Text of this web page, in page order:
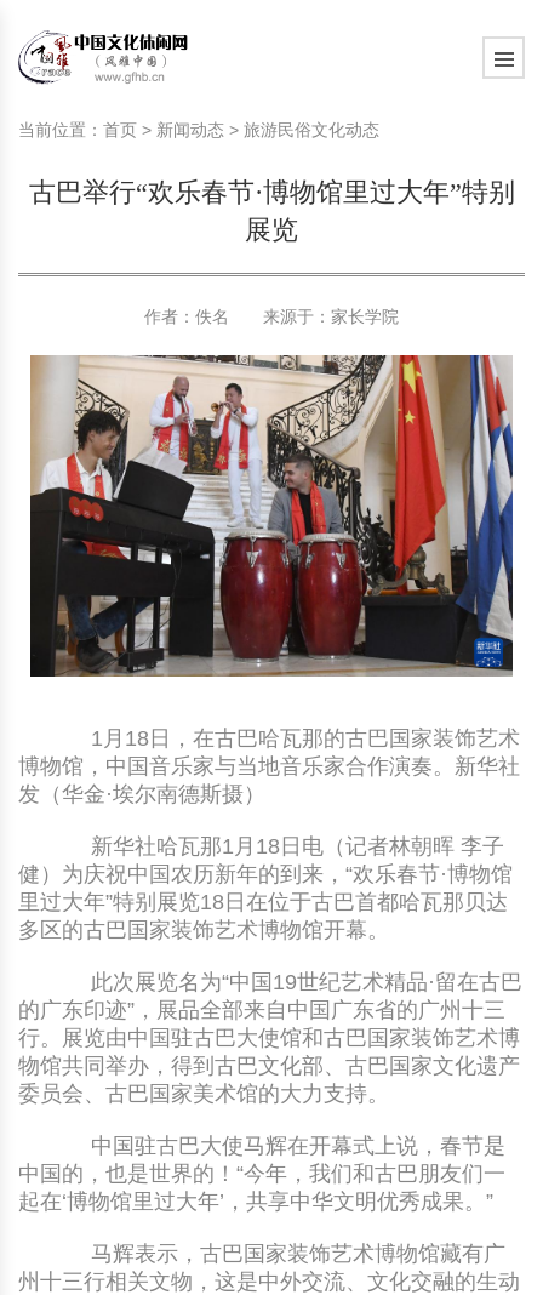
旅游民俗文化动态
中国民俗史话
中华姓氏文化
中国民俗禁忌
中外婚俗文化
中国民俗研究
中国传统服饰
中华文脉
中国古代休闲文化
政策法律法规
旅游出行知识
时尚休闲文化
国际交流
中国传统节日
中国生肖文化
中国饮食文化
刺绣
漆器
灯笼
皮影
紫砂壶
提线木偶
中国民间故事
中国周易文化
苗族巫蛊文化
中国性文化
现代家庭教育知识
教育名家
生活百科
教育百科
其他百科
旅游民俗文化动态
中国民俗史话
中华姓氏文化
中国民俗禁忌
中外婚俗文化
中国民俗研究
中国传统服饰
中华文脉
中国古代休闲文化
政策法律法规
旅游出行知识
时尚休闲文化
国际交流
中国传统节日
中国生肖文化
中国饮食文化
刺绣
漆器
灯笼
皮影
紫砂壶
提线木偶
中国民间故事
中国周易文化
苗族巫蛊文化
中国性文化
现代家庭教育知识
教育名家
生活百科
教育百科
其他百科
当前位置： 首页 > 新闻动态 > 旅游民俗文化动态
古巴举行“欢乐春节·博物馆里过大年”特别
展览
作者：佚名 来源于： 家长学院
1月18日，在古巴哈瓦那的古巴国家装饰艺术
博物馆，中国音乐家与当地音乐家合作演奏。新华社
发（华金·埃尔南德斯摄）
新华社哈瓦那1月18日电（记者林朝晖 李子
健）为庆祝中国农历新年的到来，“欢乐春节·博物馆
里过大年”特别展览18日在位于古巴首都哈瓦那贝达
多区的古巴国家装饰艺术博物馆开幕。
此次展览名为“中国19世纪艺术精品·留在古巴
的广东印迹”，展品全部来自中国广东省的广州十三
行。展览由中国驻古巴大使馆和古巴国家装饰艺术博
物馆共同举办，得到古巴文化部、古巴国家文化遗产
委员会、古巴国家美术馆的大力支持。
中国驻古巴大使马辉在开幕式上说，春节是
中国的，也是世界的！“今年，我们和古巴朋友们一
起在‘博物馆里过大年’，共享中华文明优秀成果。”
马辉表示，古巴国家装饰艺术博物馆藏有广
州十三行相关文物，这是中外交流、文化交融的生动